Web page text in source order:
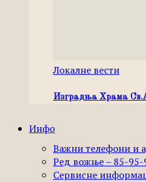
Локалне вести
Изградња Храма
Инфо
Важни телефони и
Ред вожње – 85-95-
Сервисне